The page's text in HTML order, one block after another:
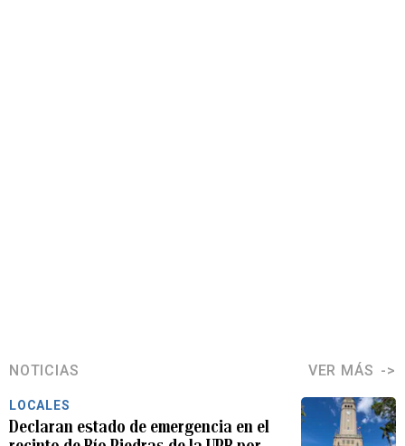
NOTICIAS VER MÁS
LOCALES
Declaran estado de emergencia en el